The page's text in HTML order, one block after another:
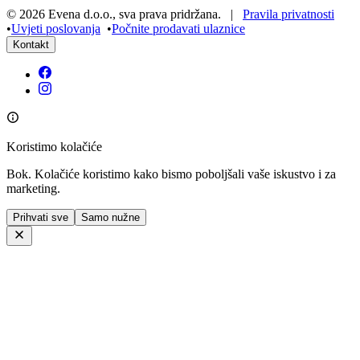
© 2026 Evena d.o.o., sva prava pridržana. | Pravila privatnosti
•Uvjeti poslovanja •Počnite prodavati ulaznice
Kontakt
Koristimo kolačiće
Bok. Kolačiće koristimo kako bismo poboljšali vaše iskustvo i za
marketing.
Prihvati sve Samo nužne